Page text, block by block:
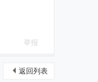
举报
返回列表